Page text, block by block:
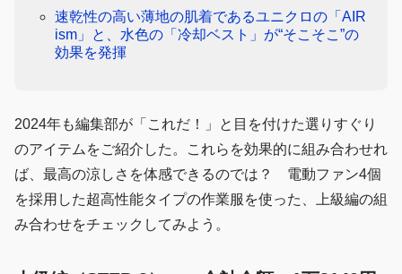
速乾性の高い薄地の肌着であるユニクロの「AIR
ism」と、水色の「冷却ベスト」が“そこそこ”の
効果を発揮
2024年も編集部が「これだ！」と目を付けた選りすぐり
のアイテムをご紹介した。これらを効果的に組み合わせれ
ば、最高の涼しさを体感できるのでは？ 電動ファン4個
を採用した超高性能タイプの作業服を使った、上級編の組
み合わせをチェックしてみよう。